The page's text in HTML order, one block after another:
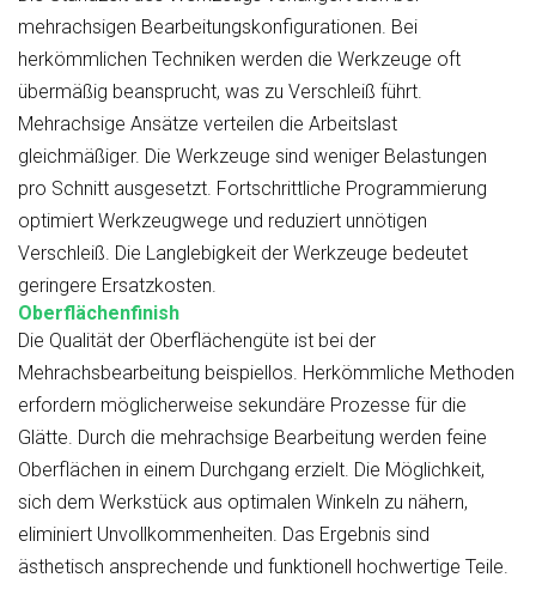
mehrachsigen Bearbeitungskonfigurationen. Bei
herkömmlichen Techniken werden die Werkzeuge oft
übermäßig beansprucht, was zu Verschleiß führt.
Mehrachsige Ansätze verteilen die Arbeitslast
gleichmäßiger. Die Werkzeuge sind weniger Belastungen
pro Schnitt ausgesetzt. Fortschrittliche Programmierung
optimiert Werkzeugwege und reduziert unnötigen
Verschleiß. Die Langlebigkeit der Werkzeuge bedeutet
geringere Ersatzkosten.
Oberflächenfinish
Die Qualität der Oberflächengüte ist bei der
Mehrachsbearbeitung beispiellos. Herkömmliche Methoden
erfordern möglicherweise sekundäre Prozesse für die
Glätte. Durch die mehrachsige Bearbeitung werden feine
Oberflächen in einem Durchgang erzielt. Die Möglichkeit,
sich dem Werkstück aus optimalen Winkeln zu nähern,
eliminiert Unvollkommenheiten. Das Ergebnis sind
ästhetisch ansprechende und funktionell hochwertige Teile.